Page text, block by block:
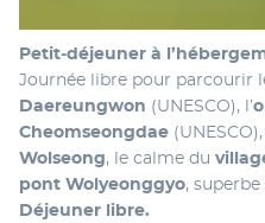
Petit‑déjeuner à
Journée libre pour parcourir
Daereungwon (UNESCO), l’
Cheomseongdae
Wolseong, le calme du
pont Wolyeonggyo, superbe
Déjeuner libre.